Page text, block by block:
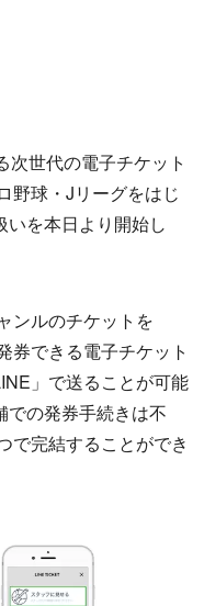
世代の電子チケット
野球・Jリーグをはじ
を本日より開始し
ンルのチケットを
券できる電子チケット
」で送ることが可能
での発券手続きは不
で完結することができ